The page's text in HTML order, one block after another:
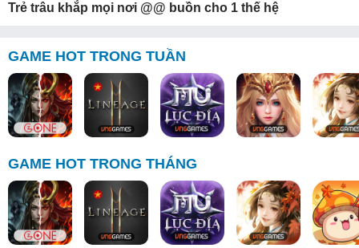
Trẻ trâu khắp mọi nơi @@ buồn cho 1 thế hệ
GAME HOT TRONG TUẦN
GAME HOT TRONG THÁNG